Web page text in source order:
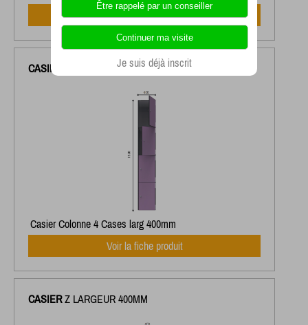
Voir la fiche produit
CASIER COLONNE 4 CASES LARGEUR 400MM
Casier Colonne 4 Cases larg 400mm
Voir la fiche produit
CASIERZ LARGEUR 400MM
Je suis déjà inscrit